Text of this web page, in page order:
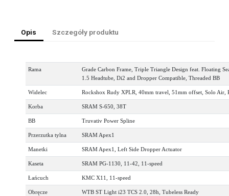
Opis Szczegóły produktu
Rama
Grade Carbon Frame, Triple Triangle Design feat. Floating
1.5 Headtube, Di2 and Dropper Compatible, Threaded BB
Widelec Rockshox Rudy XPLR, 40mm travel, 51mm offset, Solo Air,
Korba SRAM S-650, 38T
BB Truvativ Power Spline
Przerzutka tylna SRAM Apex1
Manetki SRAM Apex1, Left Side Dropper Actuator
Kaseta SRAM PG-1130, 11-42, 11-speed
Łańcuch KMC X11, 11-speed
Obręcze WTB ST Light i23 TCS 2.0, 28h, Tubeless Ready